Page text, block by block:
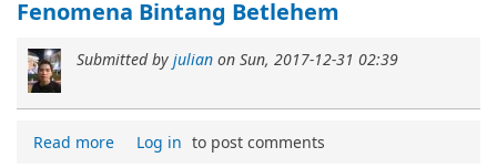
Fenomena Bintang Betlehem
Submitted by julian on Sun, 2017-12-31 02:39
Read more Log in to post comments